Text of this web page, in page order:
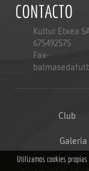
CONTACTO
Kultur Etxea
675492575
Fax-
Club
Galería
Utilizamos cookies